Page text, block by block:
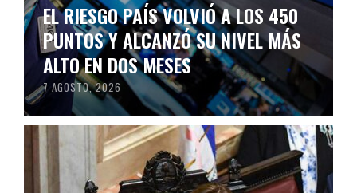
EL RIESGO PAÍS VOLVIÓ A LOS 450
PUNTOS Y ALCANZÓ SU NIVEL MÁS
ALTO EN DOS MESES
7 AGOSTO, 2026